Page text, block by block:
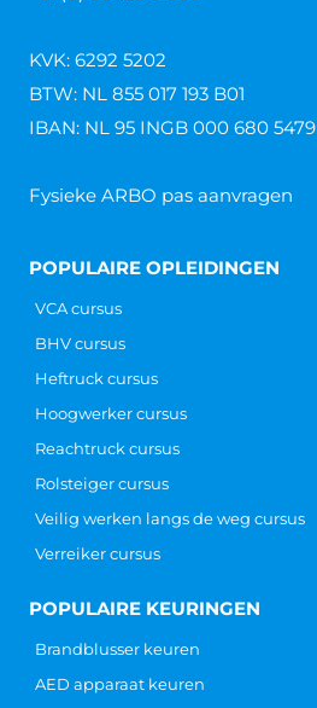
KVK: 6292 5202
BTW: NL 855 017 193 B01
IBAN: NL 95 INGB 000 680 5479
Fysieke ARBO pas aanvragen
POPULAIRE OPLEIDINGEN
VCA cursus
BHV cursus
Heftruck cursus
Hoogwerker cursus
Reachtruck cursus
Rolsteiger cursus
Veilig werken langs de weg cursus
Verreiker cursus
POPULAIRE KEURINGEN
Brandblusser keuren
AED apparaat keuren